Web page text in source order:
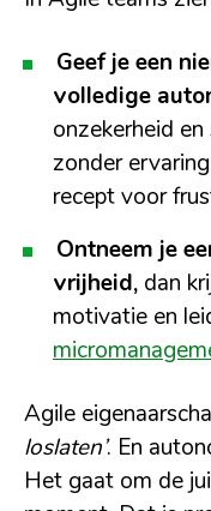
Geef je een
volledige
onzekerheid
zonder
recept voor
Ontneem je
vrijheid, dan
motivatie en
Agile
loslaten’. En
Het gaat om de